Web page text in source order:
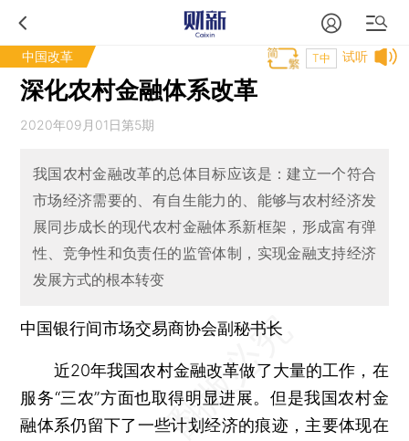
中国改革 试听
T中
深化农村金融体系改革
2020年09月01日第5期
我国农村金融改革的总体目标应该是：建立一个符合
市场经济需要的、有自生能力的、能够与农村经济发
展同步成长的现代农村金融体系新框架，形成富有弹
性、竞争性和负责任的监管体制，实现金融支持经济
发展方式的根本转变
中国银行间市场交易商协会副秘书长
近20年我国农村金融改革做了大量的工作，在
服务“三农”方面也取得明显进展。但是我国农村金
融体系仍留下了一些计划经济的痕迹，主要体现在